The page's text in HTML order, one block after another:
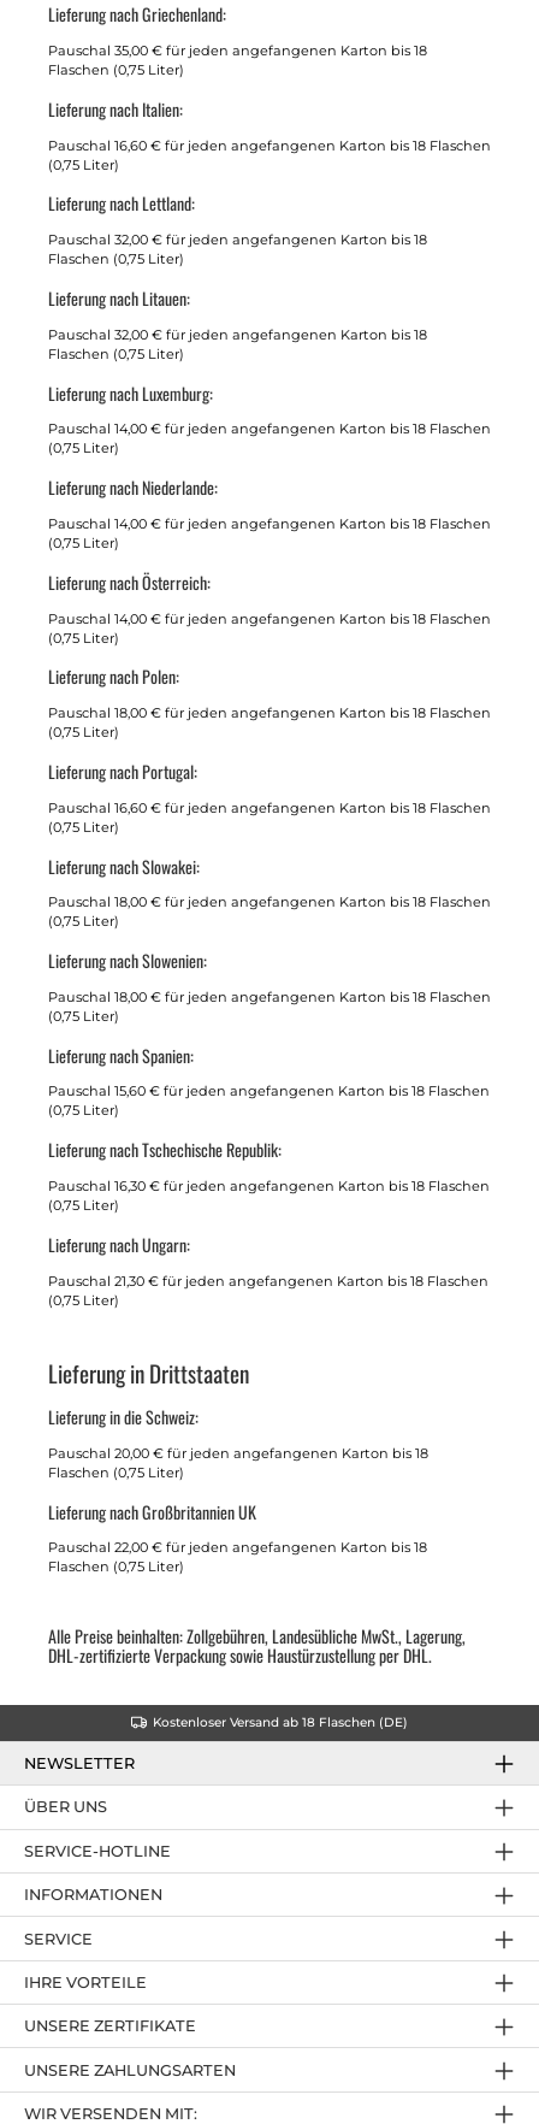
Lieferung nach Griechenland:
Pauschal 35,00 € für jeden angefangenen Karton bis 18
Flaschen (0,75 Liter)
Lieferung nach Italien:
Pauschal 16,60 € für jeden angefangenen Karton bis 18 Flaschen
(0,75 Liter)
Lieferung nach Lettland:
Pauschal 32,00 € für jeden angefangenen Karton bis 18
Flaschen (0,75 Liter)
Lieferung nach Litauen:
Pauschal 32,00 € für jeden angefangenen Karton bis 18
Flaschen (0,75 Liter)
Lieferung nach Luxemburg:
Pauschal 14,00 € für jeden angefangenen Karton bis 18 Flaschen
(0,75 Liter)
Lieferung nach Niederlande:
Pauschal 14,00 € für jeden angefangenen Karton bis 18 Flaschen
(0,75 Liter)
Lieferung nach Österreich:
Pauschal 14,00 € für jeden angefangenen Karton bis 18 Flaschen
(0,75 Liter)
Lieferung nach Polen:
Pauschal 18,00 € für jeden angefangenen Karton bis 18 Flaschen
(0,75 Liter)
Lieferung nach Portugal:
Pauschal 16,60 € für jeden angefangenen Karton bis 18 Flaschen
(0,75 Liter)
Lieferung nach Slowakei:
Pauschal 18,00 € für jeden angefangenen Karton bis 18 Flaschen
(0,75 Liter)
Lieferung nach Slowenien:
Pauschal 18,00 € für jeden angefangenen Karton bis 18 Flaschen
(0,75 Liter)
Lieferung nach Spanien:
Pauschal 15,60 € für jeden angefangenen Karton bis 18 Flaschen
(0,75 Liter)
Lieferung nach Tschechische Republik:
Pauschal 16,30 € für jeden angefangenen Karton bis 18 Flaschen
(0,75 Liter)
Lieferung nach Ungarn:
Pauschal 21,30 € für jeden angefangenen Karton bis 18 Flaschen
(0,75 Liter)
Lieferung in Drittstaaten
Lieferung in die Schweiz:
Pauschal 20,00 € für jeden angefangenen Karton bis 18
Flaschen (0,75 Liter)
Lieferung nach Großbritannien UK
Pauschal 22,00 € für jeden angefangenen Karton bis 18
Flaschen (0,75 Liter)
Alle Preise beinhalten: Zollgebühren, Landesübliche MwSt., Lagerung,
DHL-zertifizierte Verpackung sowie Haustürzustellung per DHL.
Kostenloser Versand ab 18 Flaschen (DE)
NEWSLETTER
SERVICE-HOTLINE
IHRE VORTEILE
UNSERE ZAHLUNGSARTEN
ÜBER UNS
UNSERE ZERTIFIKATE
INFORMATIONEN
SERVICE
WIR VERSENDEN MIT: